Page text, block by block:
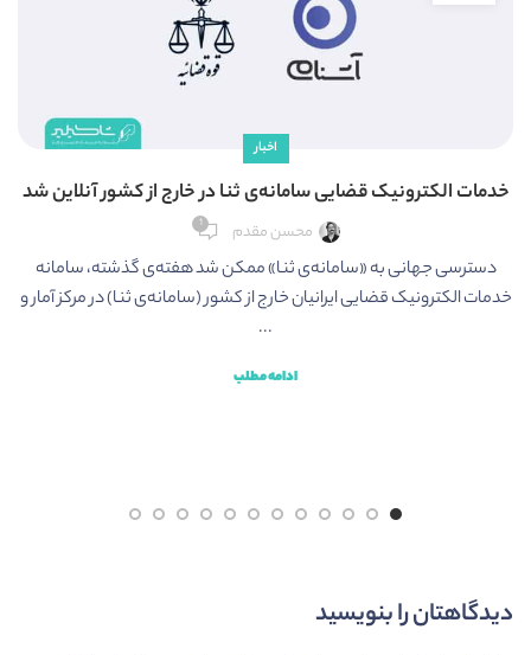
اخبار
خدمات الکترونیک قضایی سامانه‌ی ثنا در خارج از کشور آنلاین شد
محسن مقدم 1
دسترسی جهانی به «سامانه‌ی ثنا» ممکن شد هفته‌ی گذشته، سامانه
خدمات الکترونیک قضایی ایرانیان خارج از کشور (سامانه‌ی ثنا) در مرکز آمار و
...
ادامه مطلب
دیدگاهتان را بنویسید